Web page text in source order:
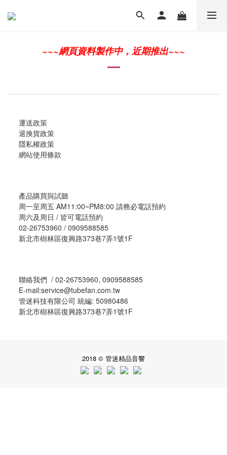
~~~網頁資料製作中，近期推出~~~
運送政策
退換貨政策
隱私權政策
網站使用條款
產品購買與試聽
周一至周五 AM11:00~PM8:00 請務必電話預約
周六及周日 / 皆可電話預約
02-26753960 / 0909588585
新北市樹林區復興路373巷7弄1號1F
聯絡我們 / 02-26753960, 0909588585
E-mail:service@tubefan.com.tw
管迷科技有限公司 統編: 50980486
新北市樹林區復興路373巷7弄1號1F
2018 © 管迷精品音響